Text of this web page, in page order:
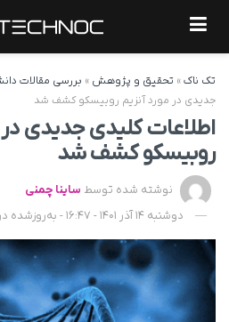
تک ناک» تحقیق و پژوهش » بررسی مقالات
جدیدی در مورد آنزیم روبیسکو کشف شد
اطلاعات کلیدی جدیدی در
روبیسکو کشف شد
نوشته شده توسط ساینا چمنی
دوشنبه 14 آذر 1401 - 16:47 - به‌روزشده در شنبه 8 مهر 1402 - 16:54